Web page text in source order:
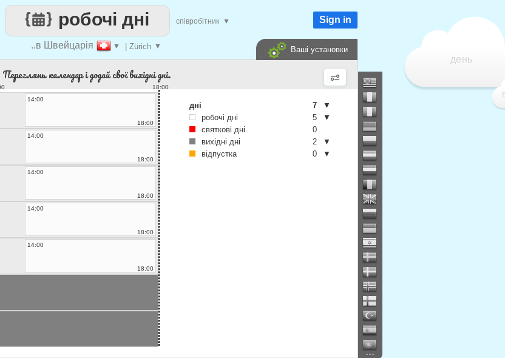
день
..в Швейцарія ▼ | Zürich ▼
робочі дні співробітник ▼ Sign in
Ваші установки
...
Переглянь календар і додай свої вихідні дні.
18:00
14:00
18:00
14:00
18:00
14:00
18:00
14:00
18:00
14:00
18:00
дні 7
▼
робочі дні
5
▼
святкові дні
0
вихідні дні
2
▼
відпустка
0 ▼